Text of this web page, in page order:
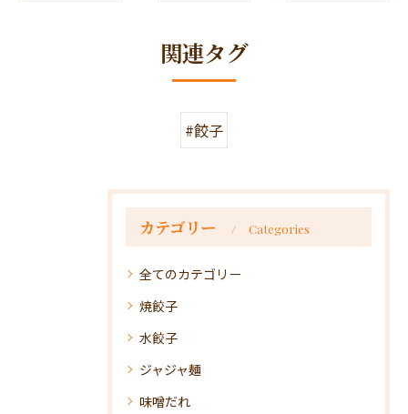
関連タグ
#餃子
カテゴリー Categories
全てのカテゴリー
焼餃子
水餃子
ジャジャ麺
味噌だれ